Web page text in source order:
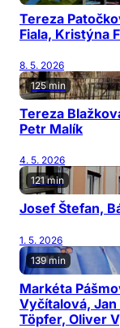
Tereza
Fiala, Kristýna
8. 5. 2026
125 min
Tereza
Petr Malík
4. 5. 2026
121 min
Josef Štefan,
1. 5. 2026
139 min
Markéta
Vyčítalová,
Töpfer, Oliver